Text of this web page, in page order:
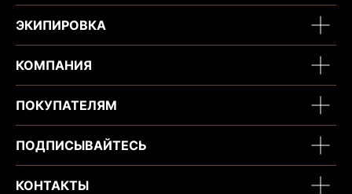
ЭКИПИРОВКА
КОМПАНИЯ
ПОКУПАТЕЛЯМ
ПОДПИСЫВАЙТЕСЬ
КОНТАКТЫ